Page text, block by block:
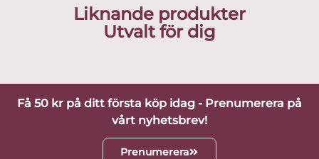
Liknande produkter
Utvalt för dig
Få 50 kr på ditt första köp idag - Prenumerera på
vårt nyhetsbrev!
Prenumerera